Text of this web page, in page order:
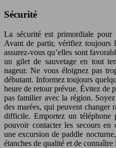
Sécurité
La sécurité est primordiale pour
Avant de partir, vérifiez toujours
assurez-vous qu’elles sont
un gilet de sauvetage en tout
nageur. Ne vous éloignez pas
débutant. Informez toujours
heure de retour prévue. Évitez de
pas familier avec la région.
des marées, qui peuvent changer
difficile. Emportez un téléphone
pouvoir contacter les secours
une excursion de paddle
étanches de qualité et de